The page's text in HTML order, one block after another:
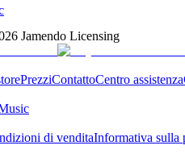
Jamendo Licensing
PrezziContattoCentro assistenza
di venditaInformativa sulla